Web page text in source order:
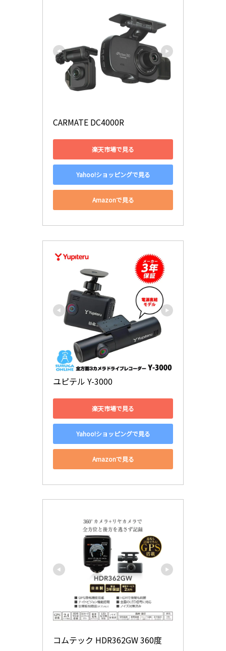
CARMATE DC4000R
楽天市場で見る
Yahoo!ショッピングで見る
Amazonで見る
ユピテル Y-3000
楽天市場で見る
Yahoo!ショッピングで見る
Amazonで見る
コムテック HDR362GW 360度